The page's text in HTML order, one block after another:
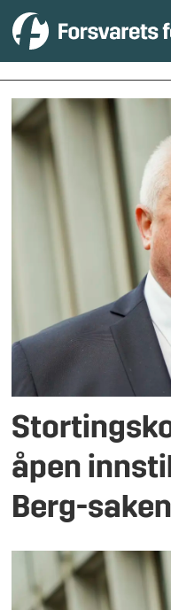
Tag:
frode
berg
åpen
Berg-saken